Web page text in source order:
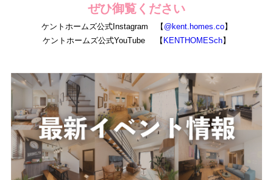
ぜひ御覧ください
ケントホームズ公式Instagram 【 @kent.homes.co】
ケントホームズ公式YouTube 【 KENTHOMESch】